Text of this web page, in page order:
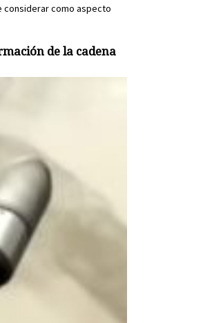
considerar como aspecto
de la cadena